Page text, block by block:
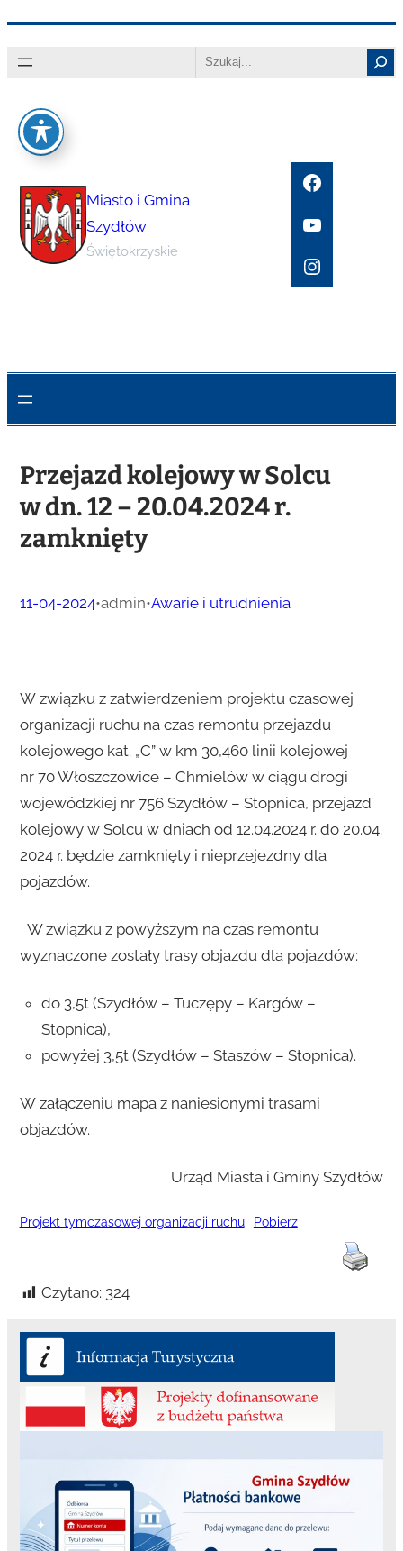
do
Search
Miasto i Gmina
Szydłów
Świętokrzyskie
Facebook
YouTube
Instagram
Przejazd kolejowy w Solcu
w dn. 12 – 20.04.2024 r.
zamknięty
11-04-2024•admin•Awarie i utrudnienia
W związku z zatwierdzeniem projektu czasowej
organizacji ruchu na czas remontu przejazdu
kolejowego kat. „C” w km 30,460 linii kolejowej
nr 70 Włoszczowice – Chmielów w ciągu drogi
wojewódzkiej nr 756 Szydłów – Stopnica, przejazd
kolejowy w Solcu w dniach od 12.04.2024 r. do 20.04.
2024 r. będzie zamknięty i nieprzejezdny dla
pojazdów.
W związku z powyższym na czas remontu
wyznaczone zostały trasy objazdu dla pojazdów:
do 3,5t (Szydłów – Tuczępy – Kargów –
Stopnica),
powyżej 3,5t (Szydłów – Staszów – Stopnica).
W załączeniu mapa z naniesionymi trasami
objazdów.
Urząd Miasta i Gminy Szydłów
Projekt tymczasowej organizacji ruchu Pobierz
Czytano: 324